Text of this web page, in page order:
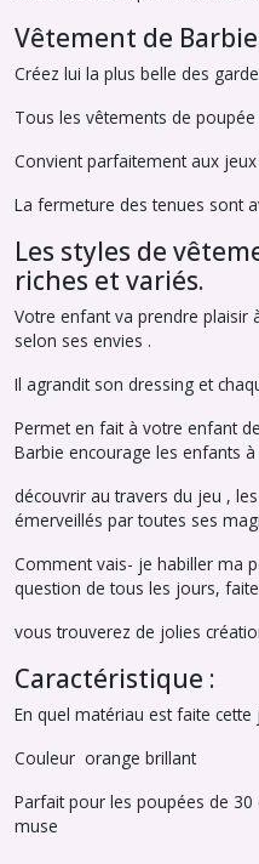
Vêtement de
Créez lui la plus belle des
Tous les vêtements de
Convient parfaitement aux
La fermeture des tenues sont
Les styles de
riches et variés.
Votre enfant va prendre plaisir
selon ses envies .
Il agrandit son dressing et
Permet en fait à votre enfant
Barbie encourage les enfants
découvrir au travers du jeu ,
émerveillés par toutes ses
Comment vais- je habiller ma
question de tous les jours,
vous trouverez de jolies
Caractéristique :
En quel matériau est faite
Couleur orange brillant
Parfait pour les poupées de
muse